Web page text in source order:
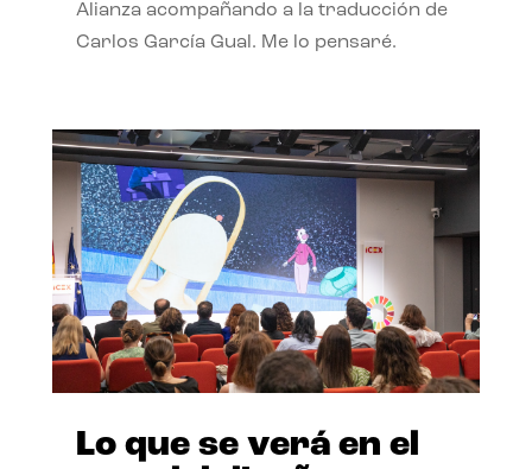
Alianza acompañando a la traducción de
Carlos García Gual. Me lo pensaré.
Lo que se verá en el